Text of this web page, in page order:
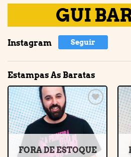
GUI
Instagram Seguir
Estampas As Baratas
Adicionar
à lista de
desejos
FORA DE ESTOQUE